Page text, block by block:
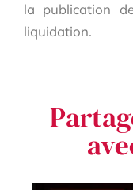
la publication
liquidation.